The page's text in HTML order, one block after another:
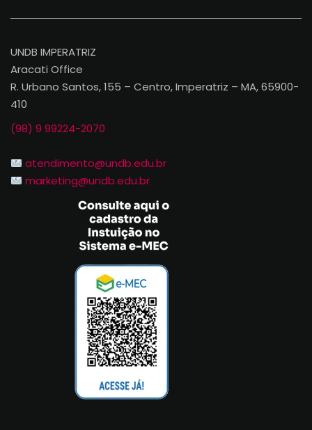
UNDB IMPERATRIZ
Aracati Office
R. Urbano Santos, 155 – Centro, Imperatriz – MA, 65900-
410
(98) 9 99224-2070
atendimento@undb.edu.br
marketing@undb.edu.br